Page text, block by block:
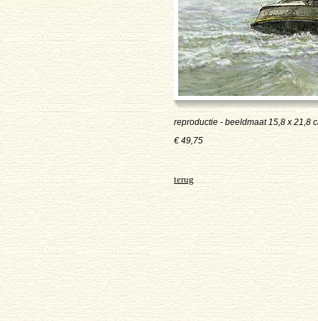
reproductie - beeldmaat 15,8 x 21,8
€ 49,75
terug